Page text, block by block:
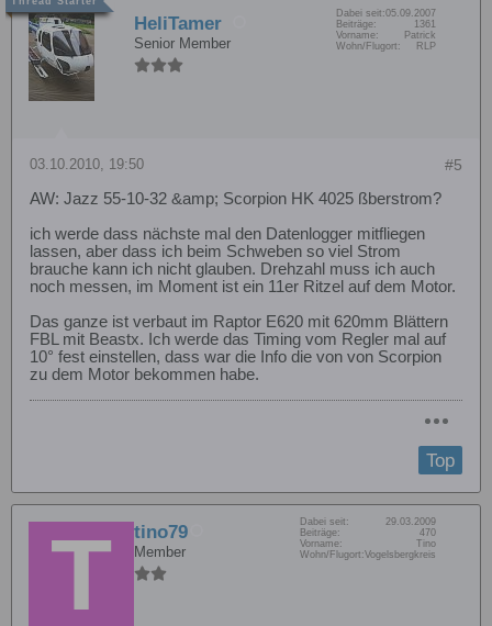
HeliTamer
Senior Member
Dabei seit:05.09.2007
Beiträge:
1361
Vorname:
Patrick
Wohn/Flugort:
RLP
#5
03.10.2010, 19:50
AW: Jazz 55-10-32 &amp; Scorpion HK 4025 ßberstrom?
ich werde dass nächste mal den Datenlogger mitfliegen
lassen, aber dass ich beim Schweben so viel Strom
brauche kann ich nicht glauben. Drehzahl muss ich auch
noch messen, im Moment ist ein 11er Ritzel auf dem Motor.
Das ganze ist verbaut im Raptor E620 mit 620mm Blättern
FBL mit Beastx. Ich werde das Timing vom Regler mal auf
10° fest einstellen, dass war die Info die von von Scorpion
zu dem Motor bekommen habe.
Top
tino79
Member
Dabei seit:
29.03.2009
Beiträge:
470
Vorname:
Tino
Wohn/Flugort:Vogelsbergkreis